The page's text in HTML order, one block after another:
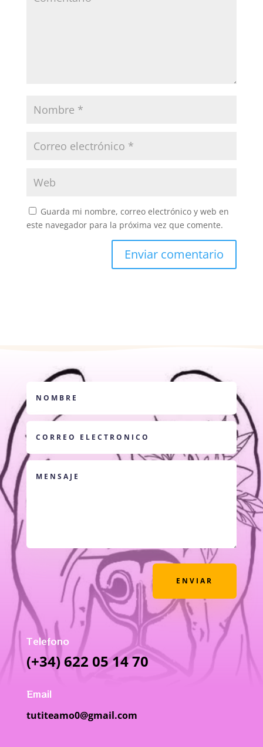
Guarda mi nombre, correo electrónico y web en
este navegador para la próxima vez que comente.
ENVIAR
Telefono
(+34) 622 05 14 70
Email
tutiteamo0@gmail.com